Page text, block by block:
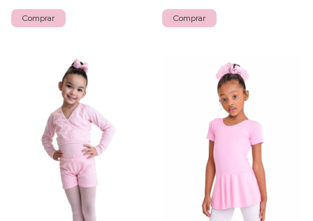
Comprar Comprar